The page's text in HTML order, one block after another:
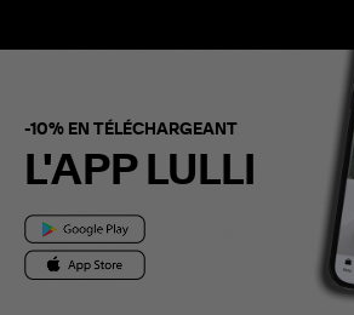
-10% EN TÉLÉCHARGEANT
L'APP LULLI